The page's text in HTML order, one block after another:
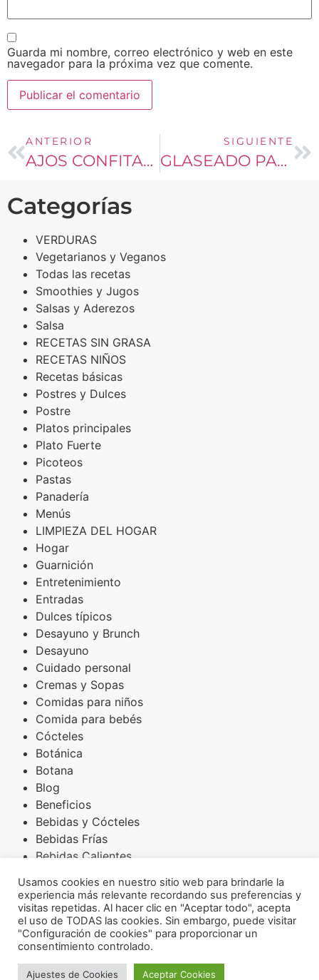
Guarda mi nombre, correo electrónico y web en este
navegador para la próxima vez que comente.
ANTERIOR
AJOS CONFITADOS
SIGUIENTE
GLASEADO PARA PANQUES O GALLETAS
Categorías
VERDURAS
Vegetarianos y Veganos
Todas las recetas
Smoothies y Jugos
Salsas y Aderezos
Salsa
RECETAS SIN GRASA
RECETAS NIÑOS
Recetas básicas
Postres y Dulces
Postre
Platos principales
Plato Fuerte
Picoteos
Pastas
Panadería
Menús
LIMPIEZA DEL HOGAR
Hogar
Guarnición
Entretenimiento
Entradas
Dulces típicos
Desayuno y Brunch
Desayuno
Cuidado personal
Cremas y Sopas
Comidas para niños
Comida para bebés
Cócteles
Botánica
Botana
Blog
Beneficios
Bebidas y Cócteles
Bebidas Frías
Bebidas Calientes
Arroces
Amaranto
Aderezos
Acompañamientos
Osoji Robotics ® 2026
INSTAGRAM
Usamos cookies en nuestro sitio web para brindarle la
experiencia más relevante recordando sus preferencias y
visitas repetidas. Al hacer clic en "Aceptar todo", acepta
el uso de TODAS las cookies. Sin embargo, puede visitar
"Configuración de cookies" para proporcionar un
consentimiento controlado.
Ajuestes de Cookies Aceptar Cookies